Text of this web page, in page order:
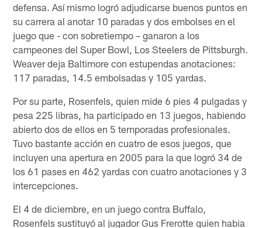
defensa. Así mismo logró adjudicarse buenos puntos en
su carrera al anotar 10 paradas y dos embolses en el
juego que - con sobretiempo – ganaron a los
campeones del Super Bowl, Los Steelers de Pittsburgh.
Weaver deja Baltimore con estupendas anotaciones:
117 paradas, 14.5 embolsadas y 105 yardas.
Por su parte, Rosenfels, quien mide 6 pies 4 pulgadas y
pesa 225 libras, ha participado en 13 juegos, habiendo
abierto dos de ellos en 5 temporadas profesionales.
Tuvo bastante acción en cuatro de esos juegos, que
incluyen una apertura en 2005 para la que logró 34 de
los 61 pases en 462 yardas con cuatro anotaciones y 3
intercepciones.
El 4 de diciembre, en un juego contra Buffalo,
Rosenfels sustituyó al jugador Gus Frerotte quien habia